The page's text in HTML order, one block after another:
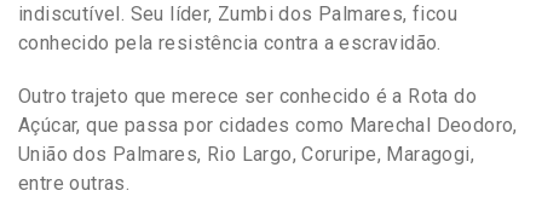
indiscutível. Seu líder, Zumbi dos Palmares, ficou
conhecido pela resistência contra a escravidão.
Outro trajeto que merece ser conhecido é a Rota do
Açúcar, que passa por cidades como Marechal Deodoro,
União dos Palmares, Rio Largo, Coruripe, Maragogi,
entre outras.